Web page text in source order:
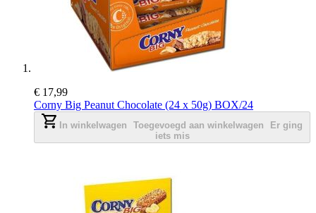
€ 17,99
Corny Big Peanut Chocolate (24 x 50g) BOX/24
In winkelwagen Toegevoegd aan winkelwagen
Er ging
iets mis